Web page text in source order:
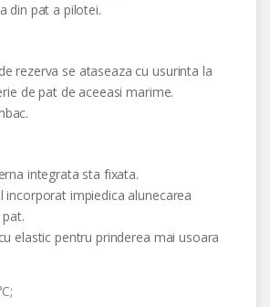
din pat a pilotei.
rezerva se ataseaza cu usurinta la
de pat de aceeasi marime.
integrata sta fixata.
incorporat impiedica alunecarea
elastic pentru prinderea mai usoara